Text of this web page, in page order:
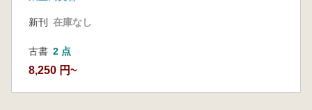
新刊 在庫なし
古書 2 点
8,250 円~